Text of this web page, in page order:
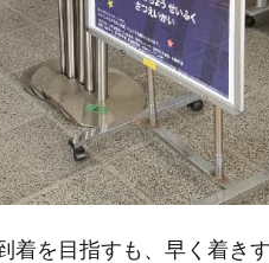
着を目指すも、早く着き